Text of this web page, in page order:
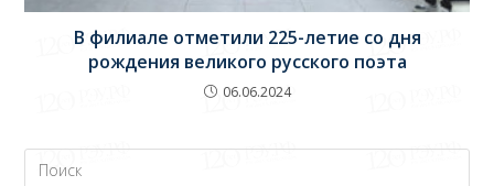
В филиале отметили 225-летие со дня
рождения великого русского поэта
06.06.2024